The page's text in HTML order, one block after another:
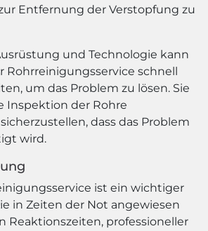
Entfernung der Verstopfung zu
und Technologie kann
Rohrreinigungsservice schnell
um das Problem zu lösen. Sie
Inspektion der Rohre
dass das Problem
wird.
ist ein wichtiger
in Zeiten der Not angewiesen
Reaktionszeiten, professioneller